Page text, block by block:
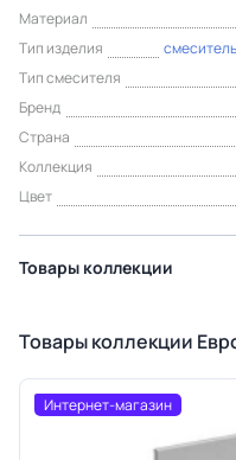
Материал
Тип изделия
Тип смесителя
Бренд
Страна
Коллекция
Цвет
Товары коллекции
Товары коллекции
Интернет-магазин